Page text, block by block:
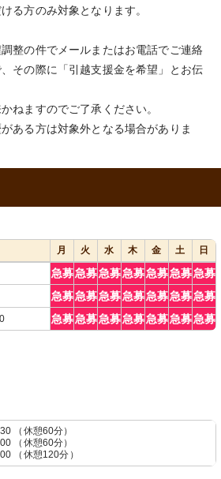
る方のみ対象となります。
整の件でメールまたはお電話でご連絡
その際に「引越支援金を希望」とお伝
ねますのでご了承ください。
ある方は対象外となる場合がありま
月 火 水 木 金 土
日
急募急募急募急募急募急募急募
急募急募急募急募急募急募急募
急募急募急募急募急募急募急募
（休憩60分）
（休憩60分）
（休憩120分）